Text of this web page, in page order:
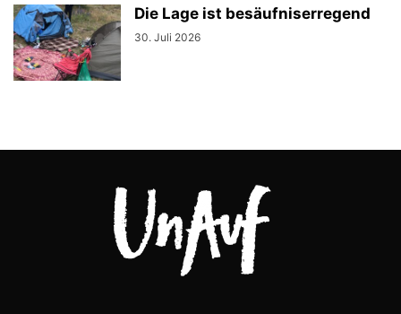
Die Lage ist besäufniserregend
30. Juli 2026